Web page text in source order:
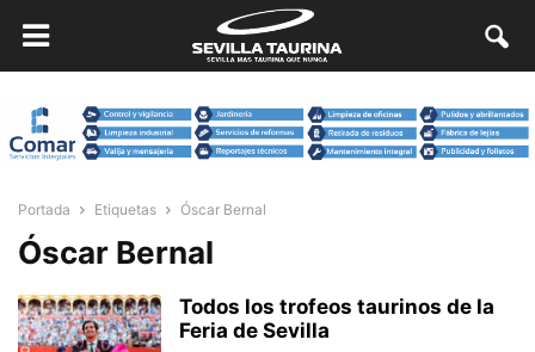
Portada Etiquetas Óscar Bernal
Óscar Bernal
Todos los trofeos taurinos de la
Feria de Sevilla